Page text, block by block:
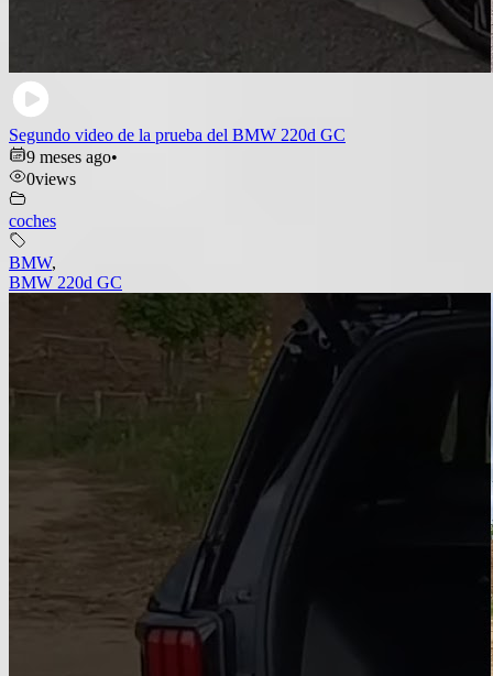
Segundo video de la prueba del BMW 220d GC
9 meses ago•
0views
coches
BMW,
BMW 220d GC